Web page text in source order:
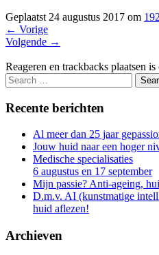
Geplaatst 24 augustus 2017 om
← Vorige
Volgende →
Reageren en trackbacks plaatsen
Recente berichten
Al meer dan 25 jaar
Jouw huid naar een hoger
Medische specialisaties
6 augustus en 17 september
Mijn passie? Anti-ageing,
D.m.v. AI (kunstmatige
huid aflezen!
Archieven